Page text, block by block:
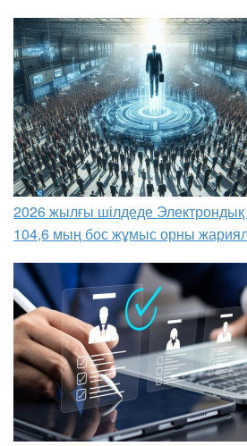
2026 жылғы шілдеде
104,6 мың бос жұмыс орны